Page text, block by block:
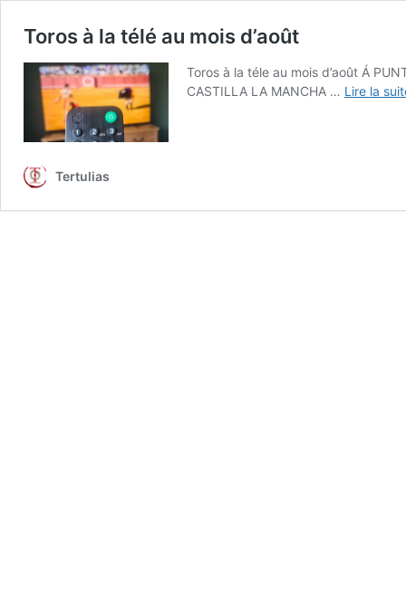
Toros à la télé au mois d’août
Toros à la téle au mois d’août Á
CASTILLA LA MANCHA … Lire la
Tertulias